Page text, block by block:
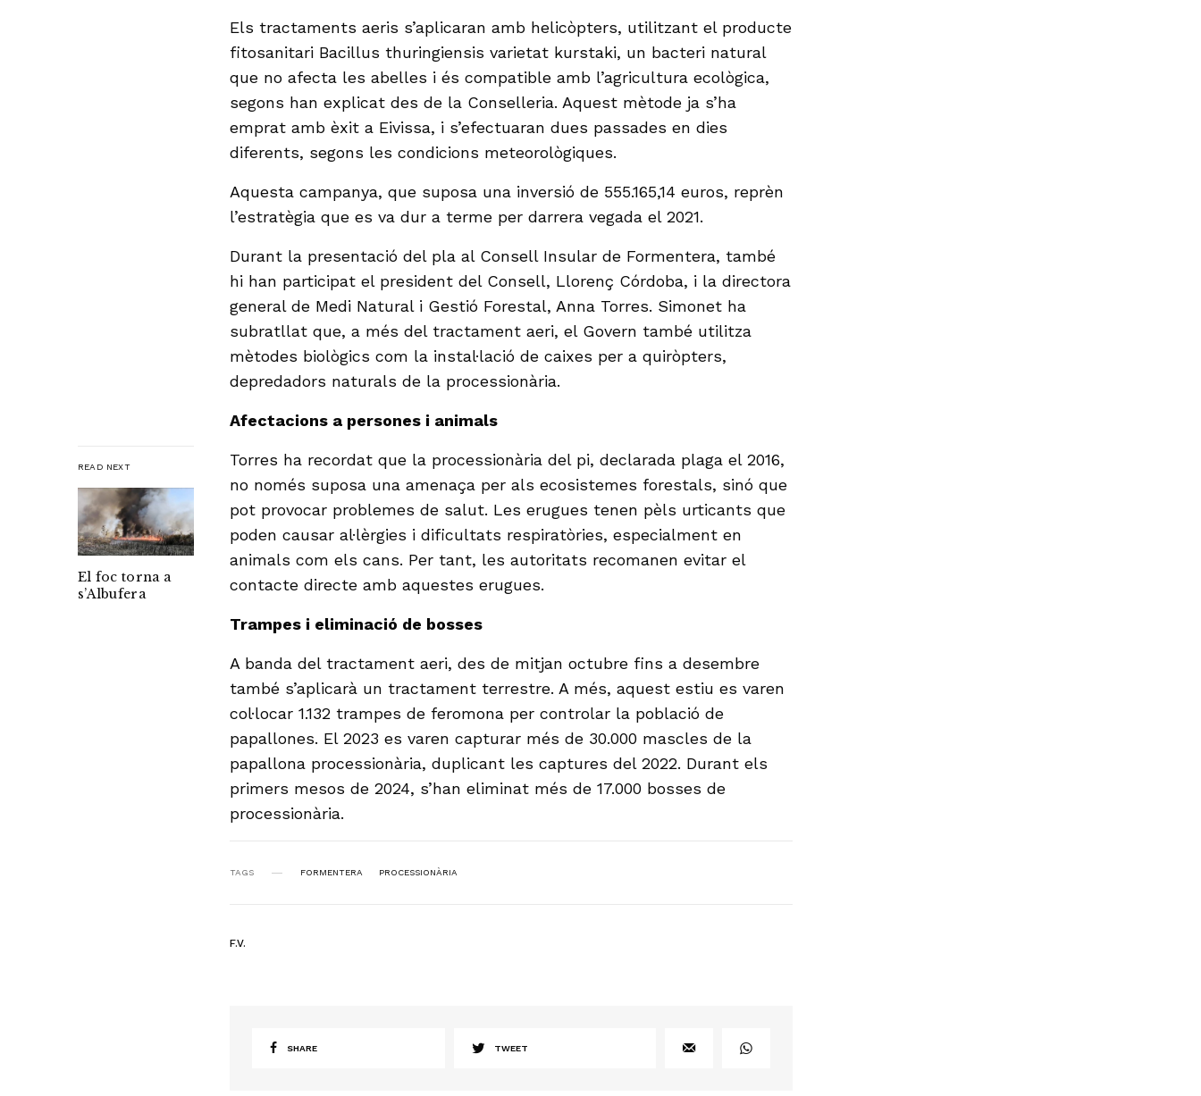
READ NEXT
El foc torna a
s’Albufera
Els tractaments aeris s’aplicaran amb helicòpters, utilitzant el producte
fitosanitari Bacillus thuringiensis varietat kurstaki, un bacteri natural
que no afecta les abelles i és compatible amb l’agricultura ecològica,
segons han explicat des de la Conselleria. Aquest mètode ja s’ha
emprat amb èxit a Eivissa, i s’efectuaran dues passades en dies
diferents, segons les condicions meteorològiques.
Aquesta campanya, que suposa una inversió de 555.165,14 euros, reprèn
l’estratègia que es va dur a terme per darrera vegada el 2021.
Durant la presentació del pla al Consell Insular de Formentera, també
hi han participat el president del Consell, Llorenç Córdoba, i la directora
general de Medi Natural i Gestió Forestal, Anna Torres. Simonet ha
subratllat que, a més del tractament aeri, el Govern també utilitza
mètodes biològics com la instal·lació de caixes per a quiròpters,
depredadors naturals de la processionària.
Afectacions a persones i animals
Torres ha recordat que la processionària del pi, declarada plaga el 2016,
no només suposa una amenaça per als ecosistemes forestals, sinó que
pot provocar problemes de salut. Les erugues tenen pèls urticants que
poden causar al·lèrgies i dificultats respiratòries, especialment en
animals com els cans. Per tant, les autoritats recomanen evitar el
contacte directe amb aquestes erugues.
Trampes i eliminació de bosses
A banda del tractament aeri, des de mitjan octubre fins a desembre
també s’aplicarà un tractament terrestre. A més, aquest estiu es varen
col·locar 1.132 trampes de feromona per controlar la població de
papallones. El 2023 es varen capturar més de 30.000 mascles de la
papallona processionària, duplicant les captures del 2022. Durant els
primers mesos de 2024, s’han eliminat més de 17.000 bosses de
processionària.
TAGS FORMENTERA PROCESSIONÀRIA
F.V.
SHARE TWEET